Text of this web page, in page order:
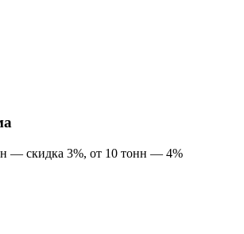
— скидка 3%, от 10 тонн — 4%